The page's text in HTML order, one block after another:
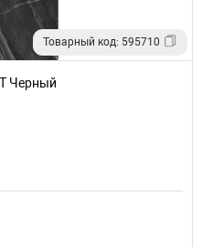
Товарный код: 595710
Черный